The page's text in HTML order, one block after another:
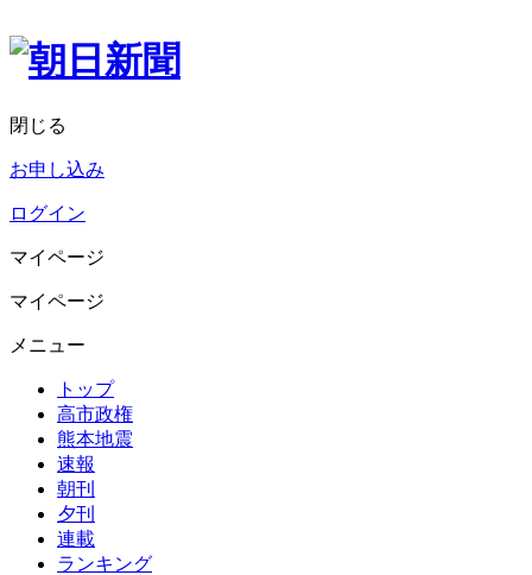
閉じる
お申し込み
ログイン
マイページ
マイページ
メニュー
トップ
高市政権
熊本地震
速報
朝刊
夕刊
連載
ランキング